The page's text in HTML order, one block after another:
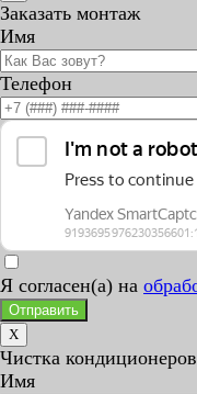
Заказать монтаж
Имя
Телефон
Я согласен(а) на
Отправить
X
Чистка кондиционеров
Имя